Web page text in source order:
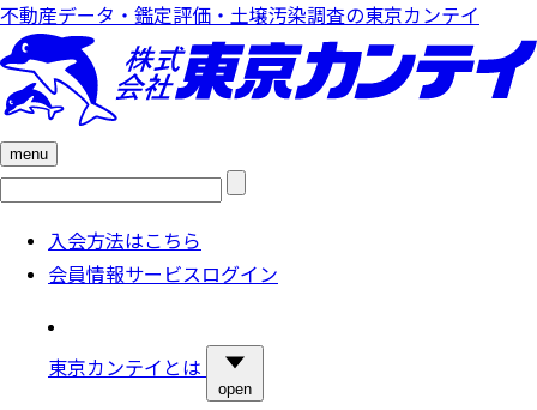
不動産データ・鑑定評価・土壌汚染調査の東京カンテイ
menu
検
入会方法はこちら
会員情報サービスログイン
東京カンテイとは
open